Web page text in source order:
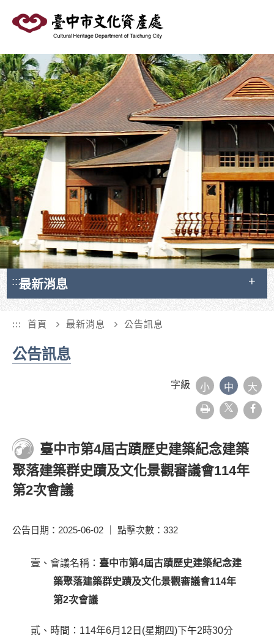
要
內
容
區
塊
:::最新消息
::: 首頁 最新消息 公告訊息
公告訊息
字級 小 中 大
友
善
臺中市第4屆古蹟歷史建築紀念建築
聚落建築群史蹟及文化景觀審議會114年
第2次會議
公告日期：2025-06-02 ｜ 點擊次數：332
壹、會議名稱： 臺中市第4屆古蹟歷史建築紀念建
築聚落建築群史蹟及文化景觀審議會114年
第2次會議
貳、時間： 114年6月 12 日 (星期四)下午2時30分